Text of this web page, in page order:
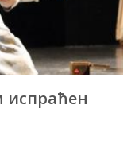
испраћен